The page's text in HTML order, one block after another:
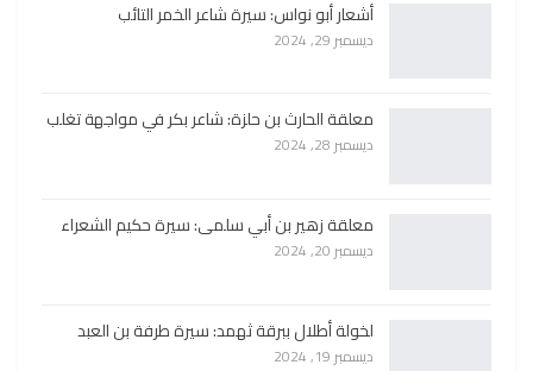
أشعار أبو نواس: سيرة شاعر الخمر التائب
ديسمبر 29, 2024
معلقة الحارث بن حلزة: شاعر بكر في مواجهة تغلب
ديسمبر 28, 2024
معلقة زهير بن أبي سلمى: سيرة حكيم الشعراء
ديسمبر 20, 2024
لخولة أطلال ببرقة ثهمد: سيرة طرفة بن العبد
ديسمبر 19, 2024